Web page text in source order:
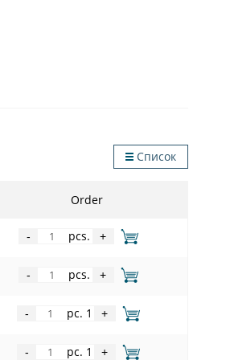
Список
Order
- pcs. +
- pcs. +
- pc. 1 +
- pc. 1 +